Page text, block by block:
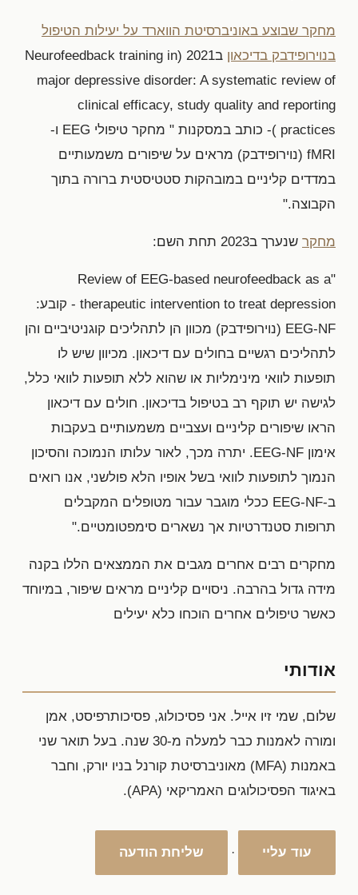
מחקר שבוצע באוניברסיטת הווארד על יעילות הטיפול
בנוירופידבק בדיכאון
ב2021 (Neurofeedback training in
major depressive disorder: A systematic review of
clinical efficacy, study quality and reporting
practices )- כותב במסקנות " מחקר טיפולי EEG ו-
fMRI (נוירופידבק) מראים על שיפורים משמעותיים
במדדים קליניים במובהקות סטטיסטית ברורה בתוך
הקבוצה."
מחקר שנערך ב2023 תחת השם:
"Review of EEG-based neurofeedback as a
therapeutic intervention to treat depression - קובע:
EEG-NF (נוירופידבק) מכוון הן לתהליכים קוגניטיביים והן
לתהליכים רגשיים בחולים עם דיכאון. מכיוון שיש לו
תופעות לוואי מינימליות או שהוא ללא תופעות לוואי כלל,
לגישה יש תוקף רב בטיפול בדיכאון. חולים עם דיכאון
הראו שיפורים קליניים ועצביים משמעותיים בעקבות
אימון EEG-NF. יתרה מכך, לאור עלותו הנמוכה והסיכון
הנמוך לתופעות לוואי בשל אופיו הלא פולשני, אנו רואים
ב-EEG-NF ככלי מוגבר עבור מטופלים המקבלים
תרופות סטנדרטיות אך נשארים סימפטומטיים."
מחקרים רבים אחרים מגבים את הממצאים הללו בקנה
מידה גדול בהרבה. ניסויים קליניים מראים שיפור, במיוחד
כאשר טיפולים אחרים הוכחו כלא יעילים
אודותי
שלום, שמי זיו אייל. אני פסיכולוג, פסיכותרפיסט, אמן
ומורה לאמנות כבר למעלה מ-30 שנה. בעל תואר שני
באמנות (MFA) מאוניברסיטת קורנל בניו יורק, וחבר
באיגוד הפסיכולוגים האמריקאי (APA).
עוד עליי · שליחת הודעה